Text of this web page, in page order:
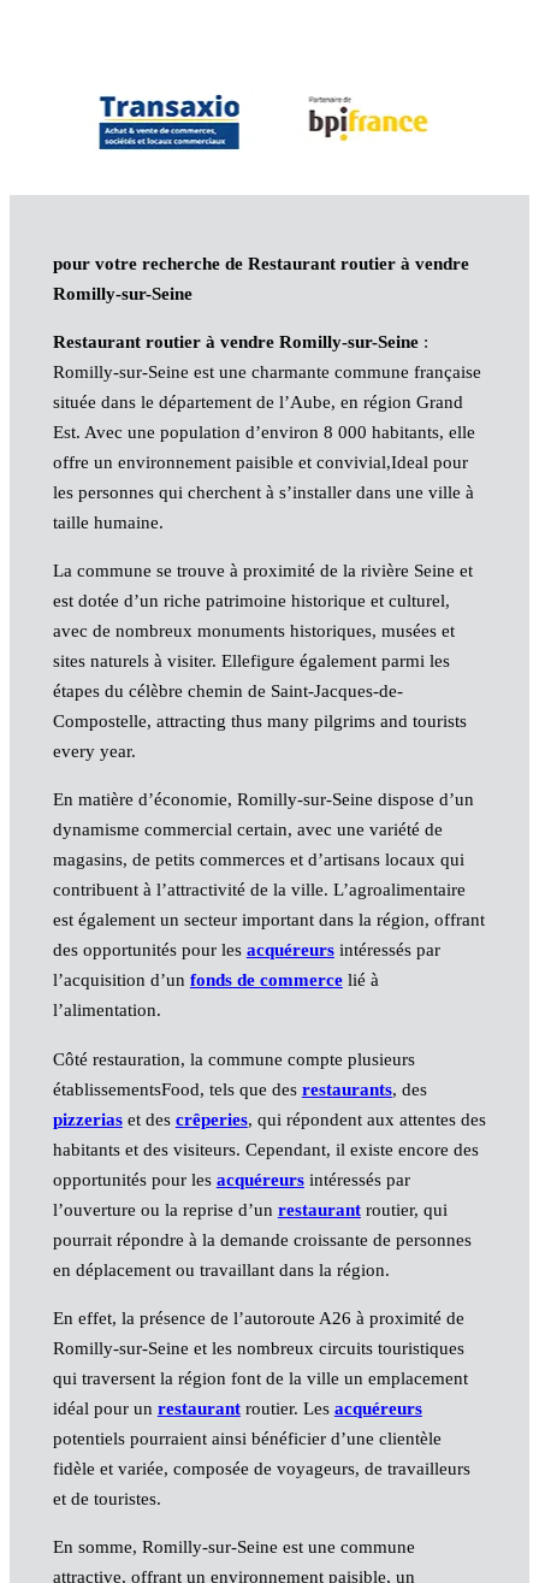
pour votre recherche de Restaurant routier à vendre
Romilly-sur-Seine
Restaurant routier à vendre Romilly-sur-Seine:
Romilly-sur-Seine est une charmante commune française
située dans le département de l’Aube, en région Grand
Est. Avec une population d’environ 8 000 habitants, elle
offre un environnement paisible et convivial,Ideal pour
les personnes qui cherchent à s’installer dans une ville à
taille humaine.
La commune se trouve à proximité de la rivière Seine et
est dotée d’un riche patrimoine historique et culturel,
avec de nombreux monuments historiques, musées et
sites naturels à visiter. Ellefigure également parmi les
étapes du célèbre chemin de Saint-Jacques-de-
Compostelle, attracting thus many pilgrims and tourists
every year.
En matière d’économie, Romilly-sur-Seine dispose d’un
dynamisme commercial certain, avec une variété de
magasins, de petits commerces et d’artisans locaux qui
contribuent à l’attractivité de la ville. L’agroalimentaire
est également un secteur important dans la région, offrant
des opportunités pour les acquéreursintéressés par
l’acquisition d’un fonds de commercelié à
l’alimentation.
Côté restauration, la commune compte plusieurs
établissementsFood, tels que des restaurants, des
pizzeriaset des crêperies, qui répondent aux attentes des
habitants et des visiteurs. Cependant, il existe encore des
opportunités pour les acquéreursintéressés par
l’ouverture ou la reprise d’un restaurantroutier, qui
pourrait répondre à la demande croissante de personnes
en déplacement ou travaillant dans la région.
En effet, la présence de l’autoroute A26 à proximité de
Romilly-sur-Seine et les nombreux circuits touristiques
qui traversent la région font de la ville un emplacement
idéal pour un restaurantroutier. Les acquéreurs
potentiels pourraient ainsi bénéficier d’une clientèle
fidèle et variée, composée de voyageurs, de travailleurs
et de touristes.
En somme, Romilly-sur-Seine est une commune
attractive, offrant un environnement paisible, un